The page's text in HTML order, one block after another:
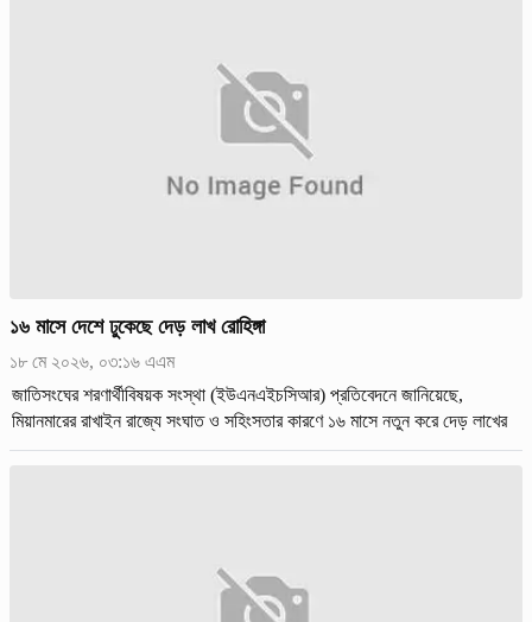
১৬ মাসে দেশে ঢুকেছে দেড় লাখ রোহিঙ্গা
১৮ মে ২০২৬, ০৩:১৬ এএম
জাতিসংঘের শরণার্থীবিষয়ক সংস্থা (ইউএনএইচসিআর) প্রতিবেদনে জানিয়েছে,
মিয়ানমারের রাখাইন রাজ্যে সংঘাত ও সহিংসতার কারণে ১৬ মাসে নতুন করে দেড় লাখের
মতো রোহিঙ্গা সীমান্ত পেরিয়ে বাংলাদেশে ঢুকেছে।